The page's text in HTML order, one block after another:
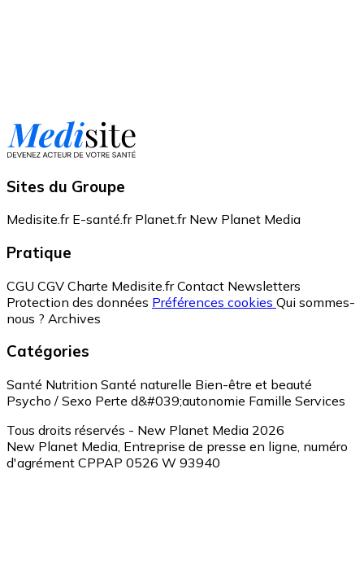
Sites du Groupe
Medisite.fr E-santé.fr Planet.fr New Planet Media
Pratique
CGU CGV Charte Medisite.fr Contact Newsletters
Protection des données Préférences cookies Qui sommes-
nous ? Archives
Catégories
Santé Nutrition Santé naturelle Bien-être et beauté
Psycho / Sexo Perte d&#039;autonomie Famille Services
Tous droits réservés - New Planet Media 2026
New Planet Media, Entreprise de presse en ligne, numéro
d'agrément CPPAP 0526 W 93940